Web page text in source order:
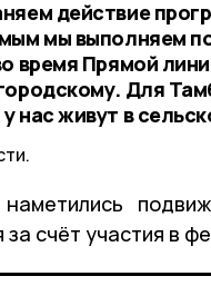
действие
мы выполняем
время Прямой
Для
нас живут в
счёт участия в